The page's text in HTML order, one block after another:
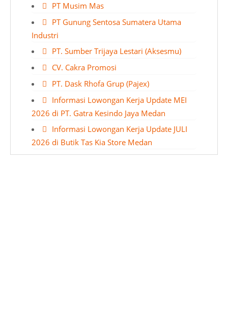
PT Musim Mas
PT Gunung Sentosa Sumatera Utama
Industri
PT. Sumber Trijaya Lestari (Aksesmu)
CV. Cakra Promosi
PT. Dask Rhofa Grup (Pajex)
Informasi Lowongan Kerja Update MEI
2026 di PT. Gatra Kesindo Jaya Medan
Informasi Lowongan Kerja Update JULI
2026 di Butik Tas Kia Store Medan